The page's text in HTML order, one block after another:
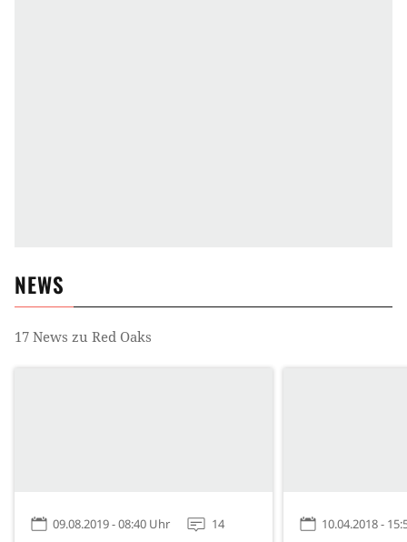
NEWS
17 News zu Red Oaks
09.08.2019 - 08:40 Uhr 14 10.04.2018 -